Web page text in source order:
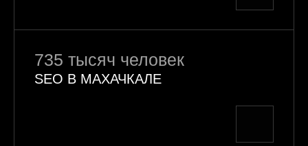
735 тысяч человек
SEO В МАХАЧКАЛЕ